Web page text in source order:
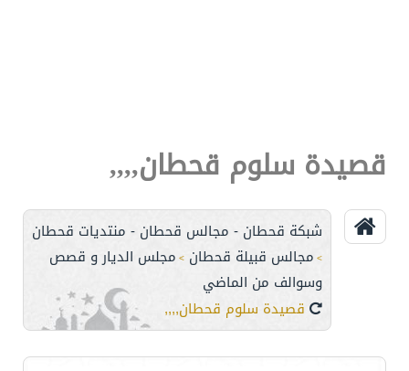
قصيدة سلوم قحطان,,,,
شبكة قحطان - مجالس قحطان - منتديات قحطان
> مجالس قبيلة قحطان > مجلس الديار و قصص
وسوالف من الماضي
قصيدة سلوم قحطان,,,,